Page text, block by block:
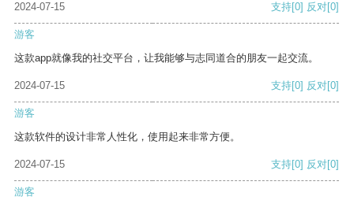
2024-07-15 支持[0] 反对[0]
游客
这款app就像我的社交平台，让我能够与志同道合的朋友一起交流。
2024-07-15 支持[0] 反对[0]
游客
这款软件的设计非常人性化，使用起来非常方便。
2024-07-15 支持[0] 反对[0]
游客